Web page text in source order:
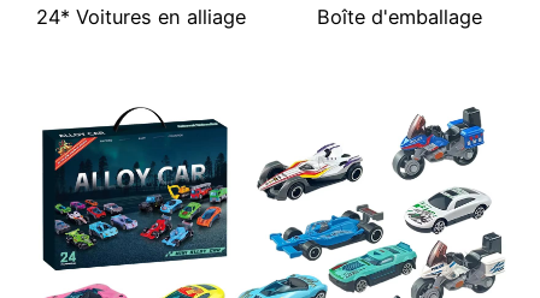
24* Voitures en alliage Boîte d'emballage